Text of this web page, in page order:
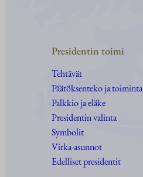
Presidentin toimi
Tehtävät
Päätöksenteko ja toiminta
Palkkio ja eläke
Presidentin valinta
Symbolit
Virka-asunnot
Edelliset presidentit